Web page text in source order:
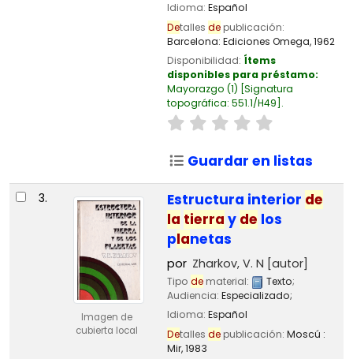
Idioma: Español
Detalles depublicación:
Barcelona: Ediciones Omega,1962
Disponibilidad: Ítems
disponibles para préstamo:
Mayorazgo (1) Signatura
topográfica: 551.1/H49 .
Guardar en listas
3.
Imagen de
cubierta local
Estructura interior de
la tierra y de los
planetas
por Zharkov, V. N [autor]
Tipo dematerial: Texto;
Audiencia: Especializado;
Idioma: Español
Detalles depublicación: Moscú :
Mir,1983